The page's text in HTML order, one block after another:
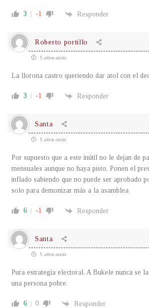
3 -1 Responder
Roberto portillo
5 años atrás
La llorona castro queriendo dar atol con el
3 -1 Responder
Santa
5 años atrás
Por supuesto que a este inútil no le dejan de
mensuales aunque no haya pisto. Ponen el
inflado sabiendo que no puede ser aprobado
solo para demonizar más a la asamblea
6 -1 Responder
Santa
5 años atrás
Pura estrategia electoral. A Bukele nunca se
una persona pobre.
6 0 Responder